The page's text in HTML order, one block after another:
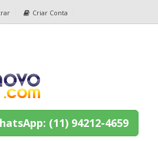
Criar Conta
(11) 94212-4659